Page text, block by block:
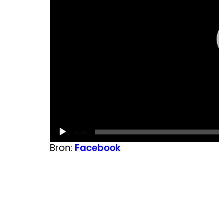
Bron: Facebook